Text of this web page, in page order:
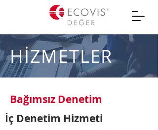
HİZMETLER
Bağımsız Denetim
İç Denetim Hizmeti